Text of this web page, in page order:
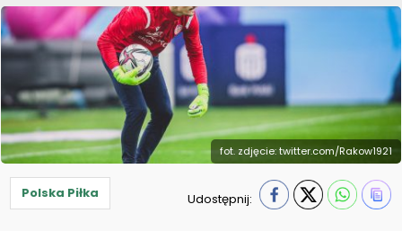
fot. zdjęcie: twitter.com/Rakow1921
Polska Piłka Udostępnij: